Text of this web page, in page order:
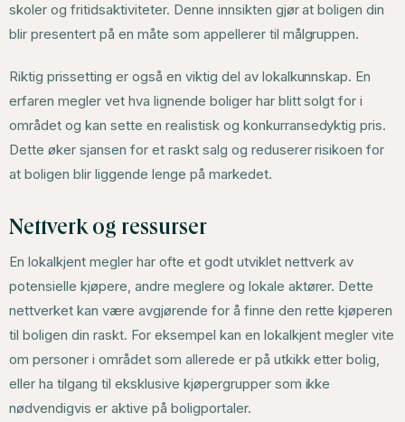
skoler og fritidsaktiviteter. Denne innsikten gjør at boligen din
blir presentert på en måte som appellerer til målgruppen.
Riktig prissetting er også en viktig del av lokalkunnskap. En
erfaren megler vet hva lignende boliger har blitt solgt for i
området og kan sette en realistisk og konkurransedyktig pris.
Dette øker sjansen for et raskt salg og reduserer risikoen for
at boligen blir liggende lenge på markedet.
Nettverk og ressurser
En lokalkjent megler har ofte et godt utviklet nettverk av
potensielle kjøpere, andre meglere og lokale aktører. Dette
nettverket kan være avgjørende for å finne den rette kjøperen
til boligen din raskt. For eksempel kan en lokalkjent megler vite
om personer i området som allerede er på utkikk etter bolig,
eller ha tilgang til eksklusive kjøpergrupper som ikke
nødvendigvis er aktive på boligportaler.